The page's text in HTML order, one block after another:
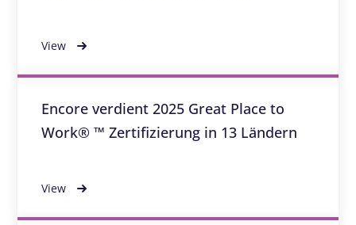
View
Encore verdient 2025 Great Place to
Work® ™ Zertifizierung in 13 Ländern
View